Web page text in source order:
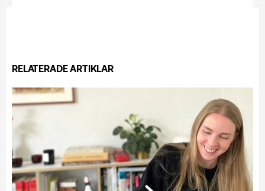
RELATERADE ARTIKLAR